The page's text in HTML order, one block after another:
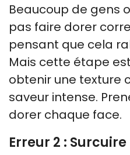
Beaucoup de gens
pas faire dorer
pensant que cela
Mais cette étape
obtenir une texture
saveur intense.
dorer chaque face.
Erreur 2 :